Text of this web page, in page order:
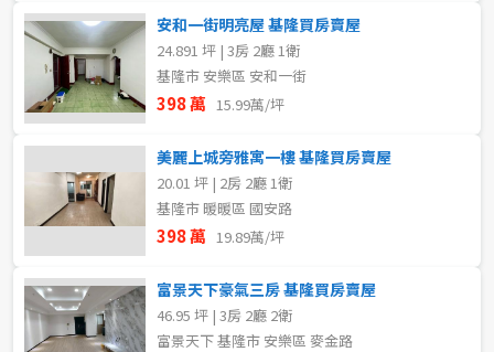
安和一街明亮屋 基隆買房賣屋
24.891 坪 | 3房 2廳 1衛
基隆市 安樂區 安和一街
398 萬 15.99萬/坪
美麗上城旁雅寓一樓 基隆買房賣屋
20.01 坪 | 2房 2廳 1衛
基隆市 暖暖區 國安路
398 萬 19.89萬/坪
富景天下豪氣三房 基隆買房賣屋
46.95 坪 | 3房 2廳 2衛
富景天下 基隆市 安樂區 麥金路